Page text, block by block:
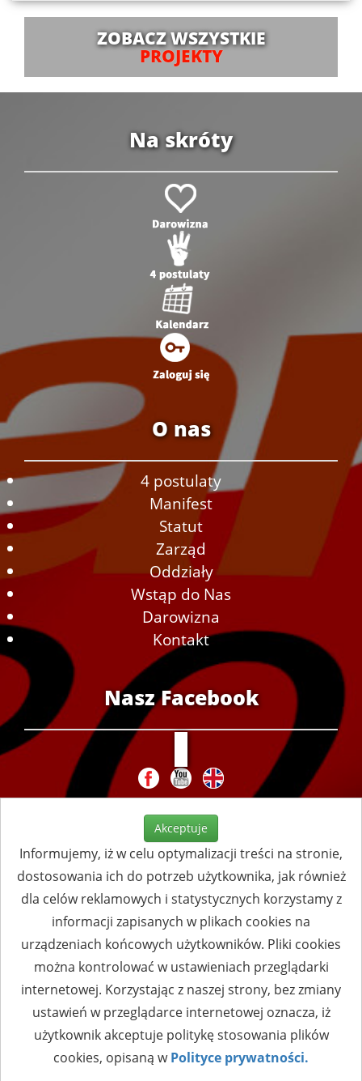
ZOBACZ WSZYSTKIE
PROJEKTY
Na skróty
O nas
4 postulaty
Manifest
Statut
Zarząd
Oddziały
Wstąp do Nas
Darowizna
Kontakt
Nasz Facebook
Akceptuje
Informujemy, iż w celu optymalizacji treści na stronie,
dostosowania ich do potrzeb użytkownika, jak również
dla celów reklamowych i statystycznych korzystamy z
informacji zapisanych w plikach cookies na
urządzeniach końcowych użytkowników. Pliki cookies
można kontrolować w ustawieniach przeglądarki
internetowej. Korzystając z naszej strony, bez zmiany
ustawień w przeglądarce internetowej oznacza, iż
użytkownik akceptuje politykę stosowania plików
cookies, opisaną wPolityce prywatności.